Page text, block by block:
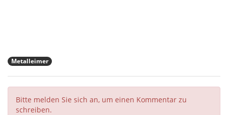
Metalleimer
Bitte melden Sie sich an, um einen Kommentar zu
schreiben.